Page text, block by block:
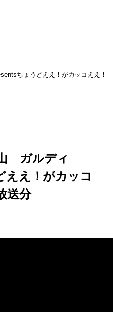
ちょうどええ！がカッコええ！
ガルディ
ええ！がカッコ
送分